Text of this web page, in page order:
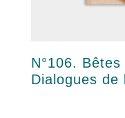
N°106.
Dialogues de